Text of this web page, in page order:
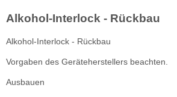
Alkohol-Interlock - Rückbau
Alkohol-Interlock - Rückbau
Vorgaben des Geräteherstellers beachten.
Ausbauen